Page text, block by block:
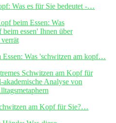
Was es für Sie bedeutet -…
Was 'schwitzen am kopf…
am Kopf für Sie?…